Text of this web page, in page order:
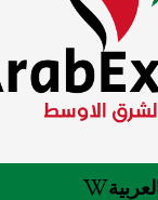
العربية